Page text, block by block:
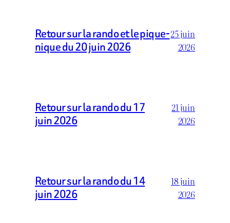
Retour sur la rando et le pique-
nique du 20 juin 2026
25 juin
2026
Retour sur la rando du 17
juin 2026
21 juin
2026
Retour sur la rando du 14
juin 2026
18 juin
2026